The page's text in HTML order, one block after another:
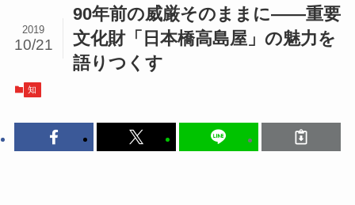
90年前の威厳そのままに――重要
文化財「日本橋高島屋」の魅力を
語りつくす
2019
10/21
知